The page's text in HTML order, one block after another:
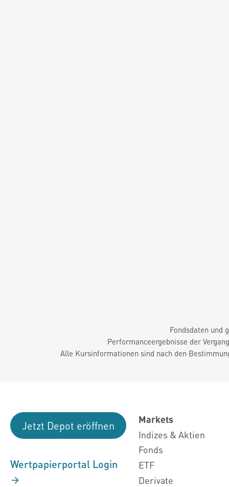
Fondsdaten und
Performanceergebnisse der
Alle Kursinformationen sind nach den
Jetzt Depot eröffnen
Wertpapierportal Login
Markets
Indizes & Aktien
Fonds
ETF
Derivate